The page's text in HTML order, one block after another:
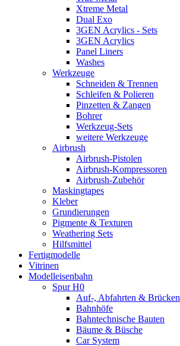
Xtreme Metal
Dual Exo
3GEN Acrylics - Sets
3GEN Acrylics
Panel Liners
Washes
Werkzeuge
Schneiden & Trennen
Schleifen & Polieren
Pinzetten & Zangen
Bohrer
Werkzeug-Sets
weitere Werkzeuge
Airbrush
Airbrush-Pistolen
Airbrush-Kompressoren
Airbrush-Zubehör
Maskingtapes
Kleber
Grundierungen
Pigmente & Texturen
Weathering Sets
Hilfsmittel
Fertigmodelle
Vitrinen
Modelleisenbahn
Spur H0
Auf-, Abfahrten & Brücken
Bahnhöfe
Bahntechnische Bauten
Bäume & Büsche
Car System